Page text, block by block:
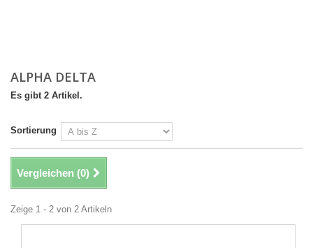
ALPHA DELTA
Es gibt 2 Artikel.
Sortierung
Vergleichen (0)
Zeige 1 - 2 von 2 Artikeln